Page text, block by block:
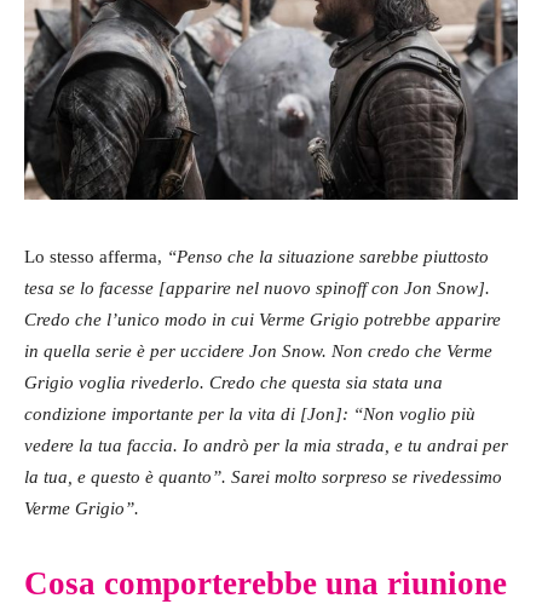
Lo stesso afferma, “Penso che la situazione sarebbe piuttosto
tesa se lo facesse [apparire nel nuovo spinoff con Jon Snow].
Credo che l’unico modo in cui Verme Grigio potrebbe apparire
in quella serie è per uccidere Jon Snow. Non credo che Verme
Grigio voglia rivederlo. Credo che questa sia stata una
condizione importante per la vita di [Jon]: “Non voglio più
vedere la tua faccia. Io andrò per la mia strada, e tu andrai per
la tua, e questo è quanto”. Sarei molto sorpreso se rivedessimo
Verme Grigio”.
Cosa comporterebbe una riunione